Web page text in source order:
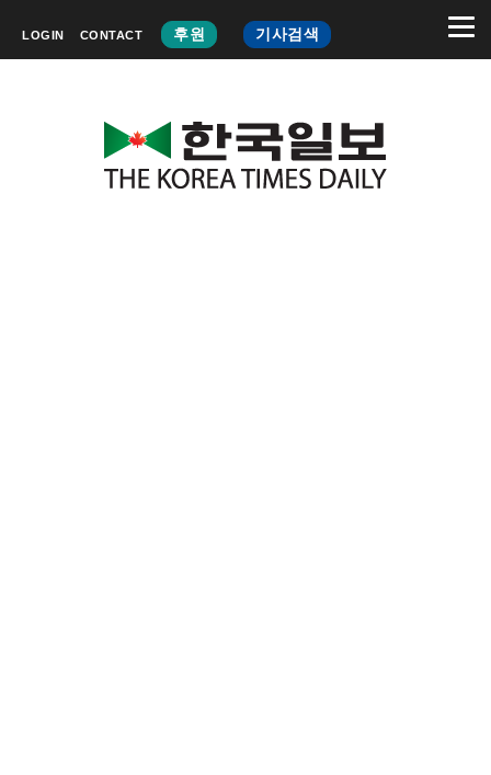
LOGIN CONTACT 후원 기사검색